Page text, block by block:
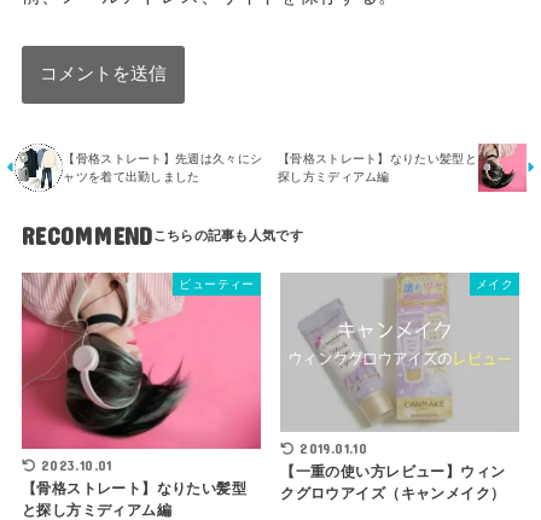
【骨格ストレート】先週は久々にシ
ャツを着て出勤しました
【骨格ストレート】なりたい髪型と
探し方ミディアム編
RECOMMEND
ビューティー
2023.10.01
【骨格ストレート】なりたい髪型
と探し方ミディアム編
メイク
2019.01.10
【一重の使い方レビュー】ウィン
クグロウアイズ（キャンメイク）